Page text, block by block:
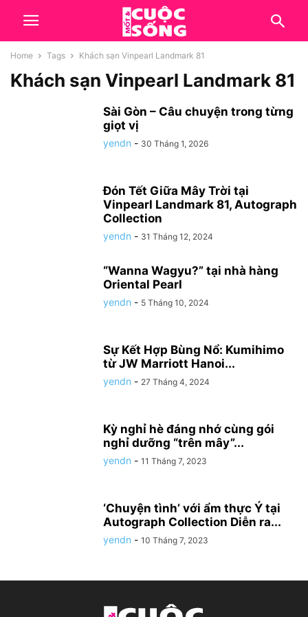
Home Tags Khách sạn Vinpearl Landmark 81
Khách sạn Vinpearl Landmark 81
Sài Gòn – Câu chuyện trong từng
giọt vị
yendn - 30 Tháng 1, 2026
Đón Tết Giữa Mây Trời tại
Vinpearl Landmark 81, Autograph
Collection
yendn - 31 Tháng 12, 2024
“Wanna Wagyu?” tại nhà hàng
Oriental Pearl
yendn - 5 Tháng 10, 2024
Sự Kết Hợp Bùng Nổ: Kumihimo
từ JW Marriott Hanoi...
yendn - 27 Tháng 4, 2024
Kỳ nghỉ hè đáng nhớ cùng gói
nghỉ dưỡng “trên mây”...
yendn - 11 Tháng 7, 2023
‘Chuyện tình’ với ẩm thực Ý tại
Autograph Collection Diễn ra...
yendn - 10 Tháng 7, 2023